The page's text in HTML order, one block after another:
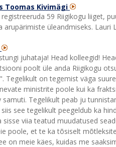
Toomas Kivimägi
59 Riigikogu liiget,
arupärimiste üleandmiseks. Lauri
juhataja! Head kolleegid!
poolt üle anda Riigikogu
Tegelikult on tegemist väga
ministrite poole kui ka
Tegelikult peab ju
see tegelikult peegeldub ka
sisse viia teatud muudatused
poole, et te ka tõsiselt
on meie käes, kuidas me